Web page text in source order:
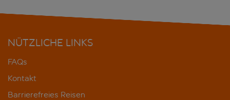
NÜTZLICHE LINKS
FAQs
Kontakt
Barrierefreies Reisen